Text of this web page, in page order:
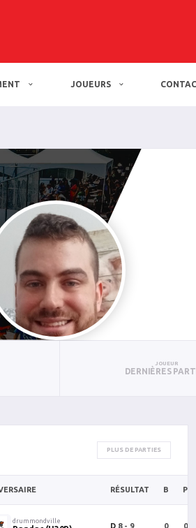
JOUEURS
JOUEUR
DERNIÈRES
PLUS DE PARTIES
RÉSULTAT B P
drummondville
D 8 - 9 0 0